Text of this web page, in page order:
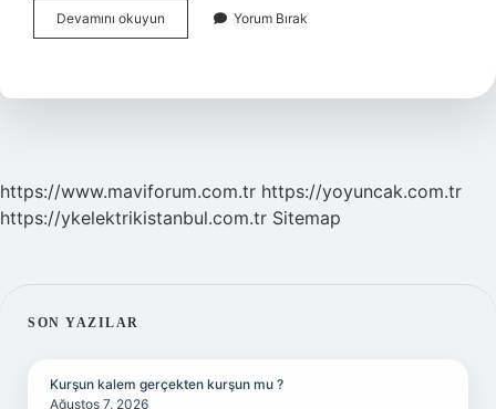
Devamını okuyun
Çağlarda
Iletişim
Yorum Bırak
https://www.maviforum.com.tr https://yoyuncak.com.tr
https://ykelektrikistanbul.com.tr Sitemap
SIDEBAR
SON YAZILAR
Kurşun kalem gerçekten kurşun mu ?
Ağustos 7, 2026